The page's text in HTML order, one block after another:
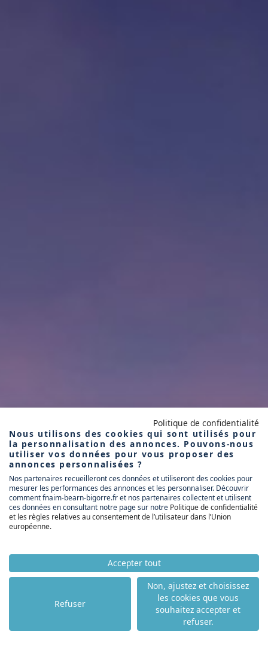
Politique de confidentialité
Nous utilisons des cookies qui sont utilisés pour
la personnalisation des annonces. Pouvons-nous
utiliser vos données pour vous proposer des
annonces personnalisées ?
Nos partenaires recueilleront ces données et utiliseront des cookies pour
mesurer les performances des annonces et les personnaliser. Découvrir
comment fnaim-bearn-bigorre.fr et nos partenaires collectent et utilisent
ces données en consultant notre page sur notre Politique de confidentialité
et les règles relatives au consentement de l’utilisateur dans l’Union
européenne.
Accepter tout
Refuser
Non, ajustez et choisissez
les cookies que vous
souhaitez accepter et
refuser.